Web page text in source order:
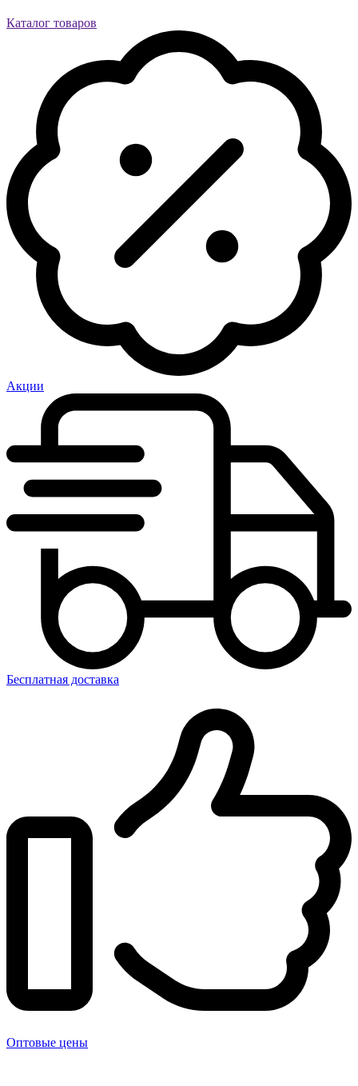
Каталог товаров
Акции
Бесплатная доставка
Оптовые цены